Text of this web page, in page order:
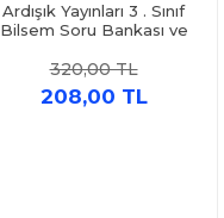
Ardışık Yayınları 3 . Sınıf
Bilsem Soru Bankası ve
320,00 TL
208,00 TL